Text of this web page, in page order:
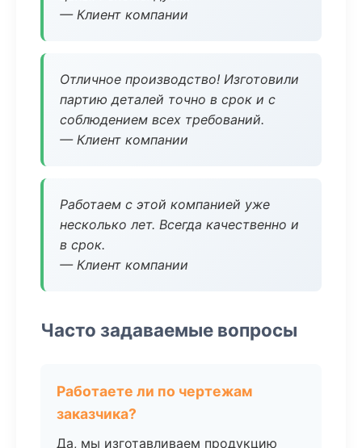
— Клиент компании
Отличное производство! Изготовили
партию деталей точно в срок и с
соблюдением всех требований.
— Клиент компании
Работаем с этой компанией уже
несколько лет. Всегда качественно и
в срок.
— Клиент компании
Часто задаваемые вопросы
Работаете ли по чертежам
заказчика?
Да, мы изготавливаем продукцию